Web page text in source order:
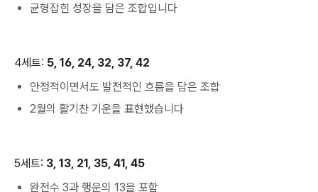
균형잡힌 성장을 담은 조합입니다
4세트: 5, 16, 24, 32, 37, 42
안정적이면서도 발전적인 흐름을 담은 조합
2월의 활기찬 기운을 표현했습니다
5세트: 3, 13, 21, 35, 41, 45
완전수 3과 행운의 13을 포함